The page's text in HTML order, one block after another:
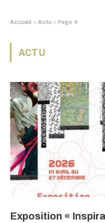
Accueil » Actu » Page 4
ACTU
Exposition «